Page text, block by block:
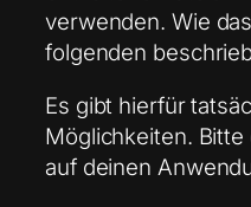
verwenden. Wie
folgenden
Es gibt hierfür
Möglichkeiten.
auf deinen